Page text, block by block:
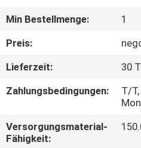
KONTAKT
MIT
UNS
NEUIGKEITEN
Min Bestellmenge:
1
Preis:
Lieferzeit:
30
Zahlungsbedingungen:
T/
Versorgungsmaterial-
Fähigkeit: